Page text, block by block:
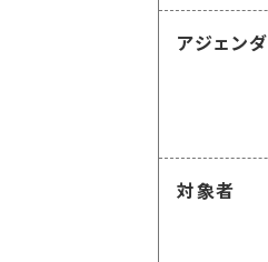
アジェンダ
対象者